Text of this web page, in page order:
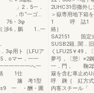
一．
巾“一ゴ…
76・3φ
渉6，鵬 1…一
ト［LFUア
ー．一一
一一一一一へ一
絡 1仕
考1型
一 ・酬・圃
2UHC31⑪撒外し
＞嶽専用地下箱
1 呼 誌1 施
絡｝
SA2151 箇定式
SUSB2籍…闇
くLFU25￥49，
夢弓，〔憩〉×2
一．門， 鞠2β
簸を含む車止
呼 麹｛
内客スチール